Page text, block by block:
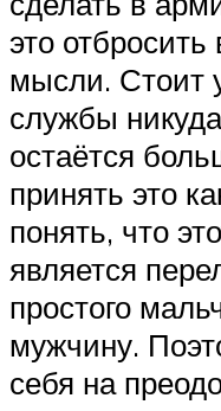
это отбросить
мысли. Стоит
службы
остаётся
принять это
понять, что
является
простого
мужчину.
себя на